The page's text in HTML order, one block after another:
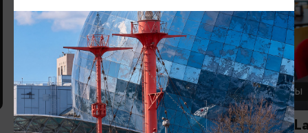
КАФЕ
Кафе «Чулан»
РЕСТОРАНЫ
Ла Луна/La